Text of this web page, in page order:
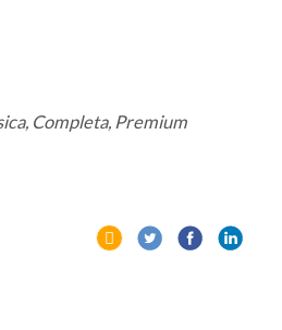
Completa, Premium